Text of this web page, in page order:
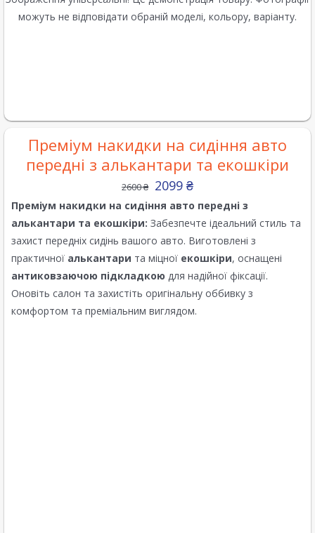
можуть не відповідати обраній моделі, кольору, варіанту.
Преміум накидки на сидіння авто
передні з алькантари та екошкіри
2600₴ 2099 ₴
Преміум накидки на сидіння авто передні з
алькантари та екошкіри: Забезпечте ідеальний стиль та
захист передніх сидінь вашого авто. Виготовлені з
практичної алькантари та міцної екошкіри, оснащені
антиковзаючою підкладкою для надійної фіксації.
Оновіть салон та захистіть оригінальну оббивку з
комфортом та преміальним виглядом.